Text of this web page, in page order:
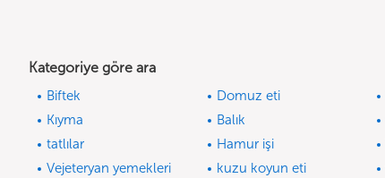
Kategoriye göre ara
Biftek Domuz eti
Kıyma
Balık
tatlılar
Hamur işi
Vejeteryan yemekleri
kuzu koyun eti